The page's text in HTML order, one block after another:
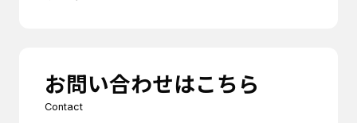
お問い合わせはこちら
Contact